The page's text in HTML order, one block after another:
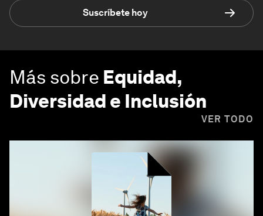
Suscríbete hoy
Más sobre Equidad,
Diversidad e Inclusión
VER TODO